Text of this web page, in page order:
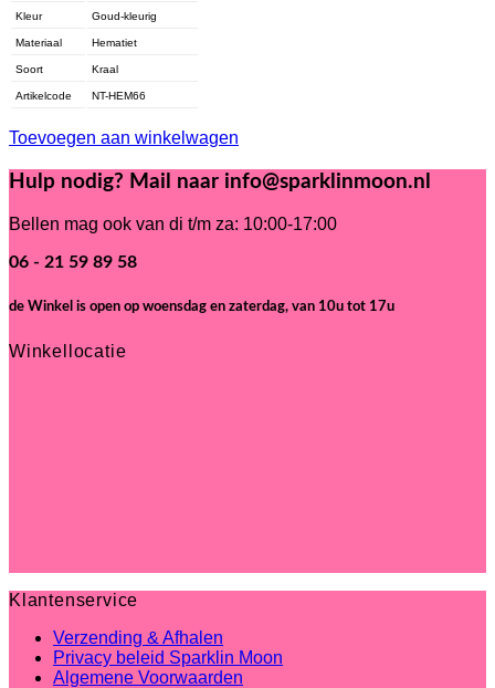
Kleur Goud-kleurig
Materiaal Hematiet
Soort Kraal
Artikelcode NT-HEM66
Toevoegen aan winkelwagen
Hulp nodig? Mail naar info@sparklinmoon.nl
Bellen mag ook van di t/m za: 10:00-17:00
06 - 21 59 89 58
de Winkel is open op woensdag en zaterdag, van 10u tot 17u
Winkellocatie
Klantenservice
Verzending & Afhalen
Privacy beleid Sparklin Moon
Algemene Voorwaarden